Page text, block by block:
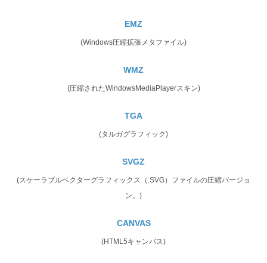
EMZ
(Windows圧縮拡張メタファイル)
WMZ
(圧縮されたWindowsMediaPlayerスキン)
TGA
(タルガグラフィック)
SVGZ
(スケーラブルベクターグラフィックス（.SVG）ファイルの圧縮バージョ
ン。)
CANVAS
(HTML5キャンバス)